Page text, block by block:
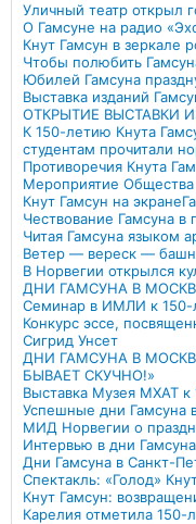
Уличный театр открыл
О Гамсуне на радио
Кнут Гамсун в зеркале
Чтобы полюбить
Юбилей Гамсуна
Выставка изданий
ОТКРЫТИЕ ВЫСТАВКИ
К 150-летию Кнута
студентам прочитали
Противоречия Кнута
Мероприятие
Кнут Гамсун на экране
Чествование Гамсуна в
Читая Гамсуна языком
Ветер — вереск —
В Норвегии открылся
ДНИ ГАМСУНА В
Семинар в ИМЛИ к 150-
Конкурс эссе,
Сигрид Унсет
ДНИ ГАМСУНА В
БЫВАЕТ СКУЧНО!»
Выставка Музея МХАТ к
Успешные дни Гамсуна
МИД Норвегии о
Интервью в дни
Дни Гамсуна в Санкт-
Спектакль: «Голод»
Кнут Гамсун:
Карелия отметила 150-